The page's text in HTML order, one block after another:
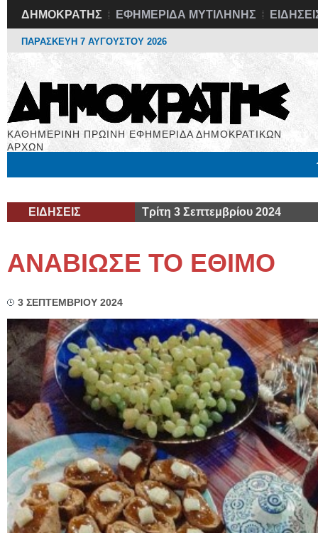
ΔΗΜΟΚΡΑΤΗΣ ΕΦΗΜΕΡΙΔΑ ΜΥΤΙΛΗΝΗΣ
ΠΑΡΑΣΚΕΥΗ 7 ΑΥΓΟΥΣΤΟΥ 2026
ΚΑΘΗΜΕΡΙΝΗ ΠΡΩΙΝΗ ΕΦΗΜΕΡΙΔΑ ΔΗΜΟΚΡΑΤΙΚΩΝ
ΑΡΧΩΝ
ΕΙΔΗΣΕΙΣ Τρίτη 3 Σεπτεμβρίου 2024
ΑΝΑΒΙΩΣΕ ΤΟ ΕΘΙΜΟ
3 ΣΕΠΤΕΜΒΡΙΟΥ 2024